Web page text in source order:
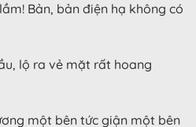
Bản, bản điện hạ không có
lộ ra vẻ mặt rất hoang
một bên tức giận một bên